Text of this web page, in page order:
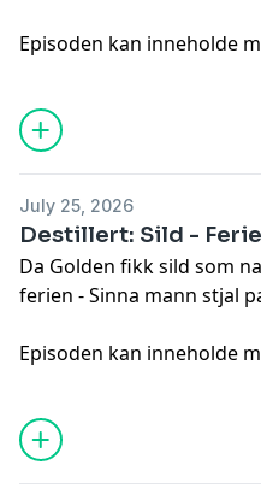
Episoden kan inneholde
om deling av data.
July 25, 2026
Destillert: Sild -
Da Golden fikk sild som
ferien - Sinna mann stjal
Episoden kan inneholde
om deling av data.